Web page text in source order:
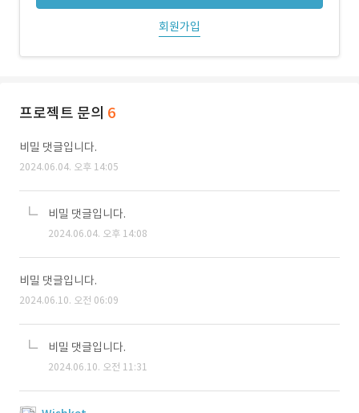
회원가입
프로젝트 문의 6
비밀 댓글입니다.
2024.06.04. 오후 14:05
비밀 댓글입니다.
2024.06.04. 오후 14:08
비밀 댓글입니다.
2024.06.10. 오전 06:09
비밀 댓글입니다.
2024.06.10. 오전 11:31